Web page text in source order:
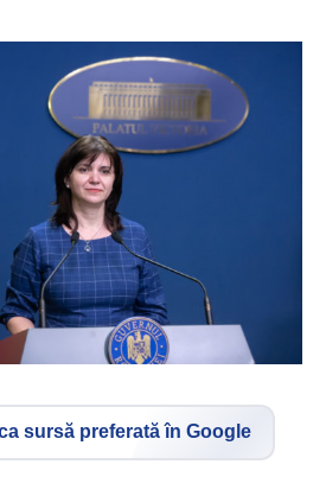
sursă preferată în Google